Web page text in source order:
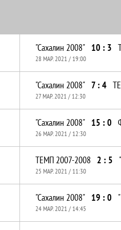
"Сахалин 2008" 10 : 3
28 МАР. 2021 / 19:00
"Сахалин 2008" 7 : 4
27 МАР. 2021 / 12:30
"Сахалин 2008" 15 : 0
26 МАР. 2021 / 12:30
ТЕМП 2007-2008 2 : 5
25 МАР. 2021 / 11:30
"Сахалин 2008" 19 : 0
24 МАР. 2021 / 14:45